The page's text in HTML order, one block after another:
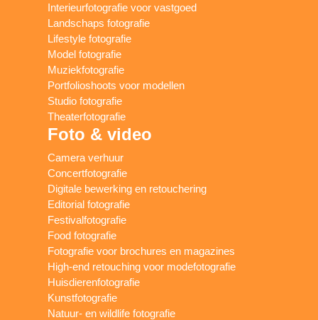
Interieurfotografie voor vastgoed
Landschaps fotografie
Lifestyle fotografie
Model fotografie
Muziekfotografie
Portfolioshoots voor modellen
Studio fotografie
Theaterfotografie
Foto & video
Camera verhuur
Concertfotografie
Digitale bewerking en retouchering
Editorial fotografie
Festivalfotografie
Food fotografie
Fotografie voor brochures en magazines
High-end retouching voor modefotografie
Huisdierenfotografie
Kunstfotografie
Natuur- en wildlife fotografie